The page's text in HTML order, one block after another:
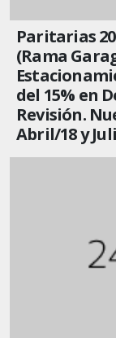
Paritarias
(Rama
del 15% en
Revisión.
Abril/18 y